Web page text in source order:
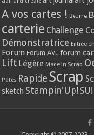
A vos cartes ! Beurre
carterie Challenge
Démonstratrice Entrée
Forum Forum AVC forum
Lift Légère Made in Scrap
Pâtes Rapide Scrap
sketch Stampin'Up! SU!